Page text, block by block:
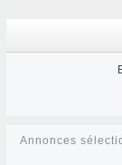
Annonces